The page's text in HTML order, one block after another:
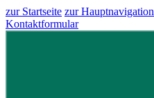
zur Startseite zur Hauptnavigation
Kontaktformular